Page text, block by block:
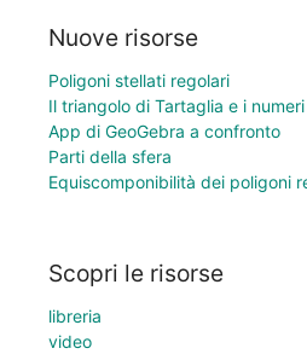
Nuove risorse
Poligoni stellati regolari
Il triangolo di Tartaglia e i
App di GeoGebra a confronto
Parti della sfera
Equiscomponibilità dei poligoni
Scopri le risorse
libreria
video